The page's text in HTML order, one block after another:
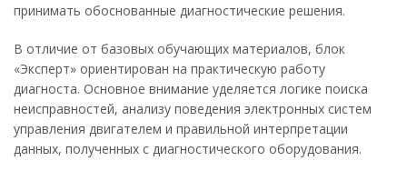
принимать обоснованные диагностические решения.
В отличие от базовых обучающих материалов, блок
«Эксперт» ориентирован на практическую работу
диагноста. Основное внимание уделяется логике поиска
неисправностей, анализу поведения электронных систем
управления двигателем и правильной интерпретации
данных, полученных с диагностического оборудования.